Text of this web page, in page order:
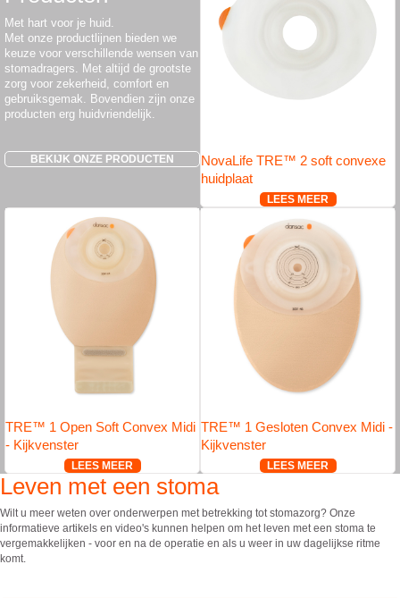
Met hart voor je huid.
Met onze productlijnen bieden we
keuze voor verschillende wensen van
stomadragers. Met altijd de grootste
zorg voor zekerheid, comfort en
gebruiksgemak. Bovendien zijn onze
producten erg huidvriendelijk.
BEKIJK ONZE PRODUCTEN
NovaLife TRE™ 2 soft convexe
huidplaat
LEES MEER
TRE™ 1 Open Soft Convex Midi
- Kijkvenster
LEES MEER
TRE™ 1 Gesloten Convex Midi -
Kijkvenster
LEES MEER
Leven met een stoma
Wilt u meer weten over onderwerpen met betrekking tot stomazorg? Onze
informatieve artikels en video's kunnen helpen om het leven met een stoma te
vergemakkelijken - voor en na de operatie en als u weer in uw dagelijkse ritme
komt.